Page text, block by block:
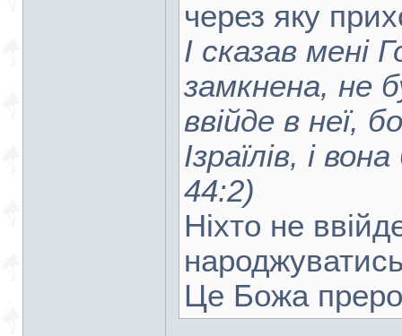
через яку
І сказав мені
замкнена, не
ввійде в неї,
Ізраїлів, і
44:2)
Ніхто не
Це Божа